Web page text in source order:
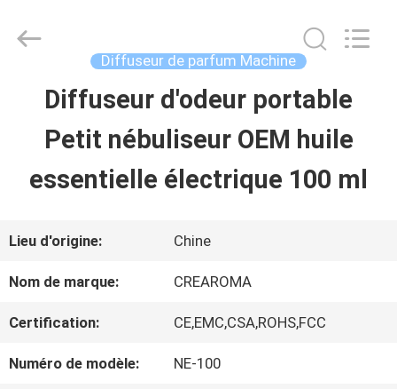
MAISON
PRODUITS
VIDÉOS
Meter
Diffuseur de parfum Machine
Diffuseur d'odeur portable
Petit nébuliseur OEM huile
essentielle électrique 100 ml
Lieu d'origine: Chine
Nom de marque: CREAROMA
Certification: CE,EMC,CSA,ROHS,FCC
Numéro de modèle: NE-100